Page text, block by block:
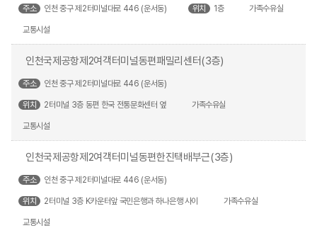
주소 인천 중구 제2터미널대로 446 (운서동) 위치 1층 가족수유실
교통시설
인천국제공항제2여객터미널동편패밀리센터(3층)
주소 인천 중구 제2터미널대로 446 (운서동)
위치 2터미널 3층 동편 한국 전통문화센터 옆 가족수유실
교통시설
인천국제공항제2여객터미널동편한진택배부근(3층)
주소 인천 중구 제2터미널대로 446 (운서동)
위치 2터미널 3층 K카운터앞 국민은행과 하나은행 사이 가족수유실
교통시설